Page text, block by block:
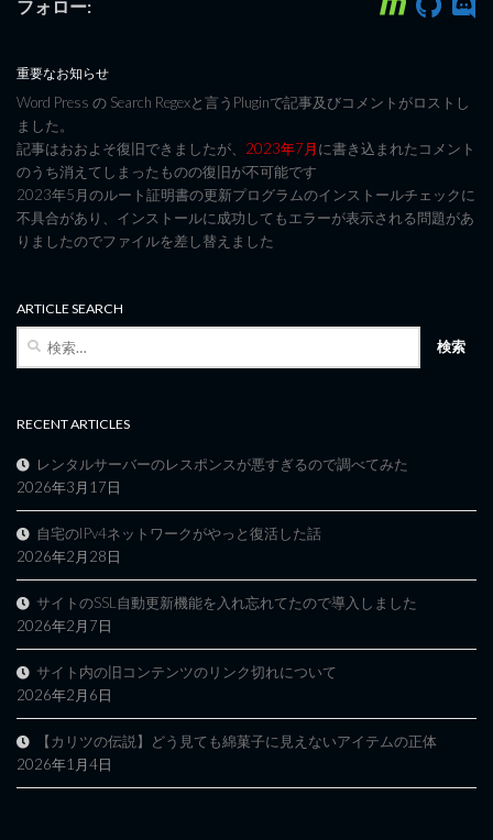
フォロー:
重要なお知らせ
Word Press の Search Regexと言うPluginで記事及びコメントがロストし
ました。
記事はおおよそ復旧できましたが、 2023年7月に書き込まれたコメント
のうち消えてしまったものの復旧が不可能です
2023年5月のルート証明書の更新プログラムのインストールチェックに
不具合があり、インストールに成功してもエラーが表示される問題があ
りましたのでファイルを差し替えました
ARTICLE SEARCH
RECENT ARTICLES
レンタルサーバーのレスポンスが悪すぎるので調べてみた
2026年3月17日
自宅のIPv4ネットワークがやっと復活した話
2026年2月28日
サイトのSSL自動更新機能を入れ忘れてたので導入しました
2026年2月7日
サイト内の旧コンテンツのリンク切れについて
2026年2月6日
【カリツの伝説】どう見ても綿菓子に見えないアイテムの正体
2026年1月4日